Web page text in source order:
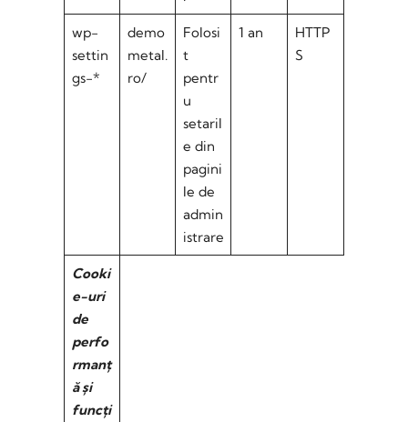
wp-
settin
gs-*
demo
metal.
ro/
Folosi
t
pentr
u
setaril
e din
pagini
le de
admin
istrare
1 an
HTTP
S
Cooki
e-uri
de
perfo
rmanț
ă și
funcți